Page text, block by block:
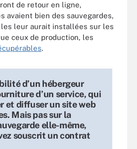
de retour en ligne,
avaient bien des sauvegardes,
les leur aurait installées sur les
ceux de production, les
.
d’un hébergeur
d’un service, qui
et diffuser un site web
Mais pas sur la
elle-même,
souscrit un contrat